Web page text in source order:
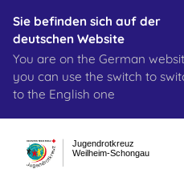
Sie befinden sich auf der
deutschen Website
You are on the German
you can use the switch to
to the English one
Weilheim-Schongau
Jugendrotkreuz